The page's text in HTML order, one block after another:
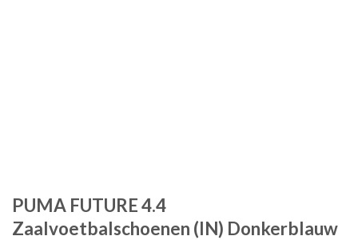
PUMA FUTURE 4.4
Zaalvoetbalschoenen (IN) Donkerblauw